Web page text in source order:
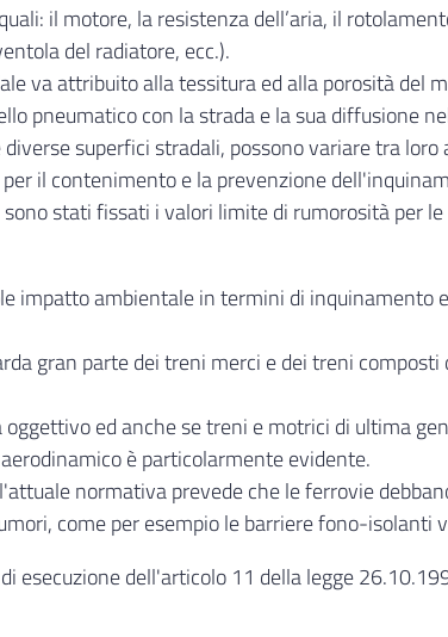
il motore, la resistenza dell’aria, il
del radiatore, ecc.).
va attribuito alla tessitura ed alla porosità del
pneumatico con la strada e la sua diffusione
superfici stradali, possono variare tra loro
il contenimento e la prevenzione
stati fissati i valori limite di rumorosità per
impatto ambientale in termini di inquinamento
gran parte dei treni merci e dei treni
ed anche se treni e motrici di ultima
è particolarmente evidente.
normativa prevede che le ferrovie
come per esempio le barriere fono-isolanti
esecuzione dell'articolo 11 della legge